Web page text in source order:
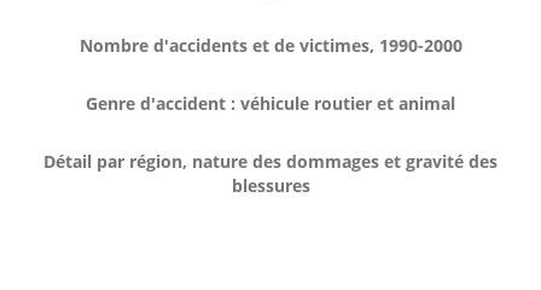
Nombre d'accidents et de victimes, 1990-2000
Genre d'accident : véhicule routier et animal
Détail par région, nature des dommages et gravité des
blessures